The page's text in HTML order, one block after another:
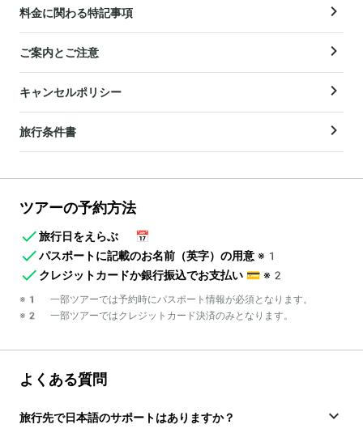
料金に関わる特記事項
ご案内とご注意
キャンセルポリシー
旅行条件書
ツアーの予約方法
旅行日をえらぶ
📅
パスポートに記載のお名前（英字）の用意 ※1
クレジットカードか銀行振込でお支払い 💳 ※2
※1 一部ツアーでは予約時にパスポート情報が必須となります。
※2 一部ツアーではクレジットカード決済のみとなります。
よくある質問
旅行先で日本語のサポートはありますか？